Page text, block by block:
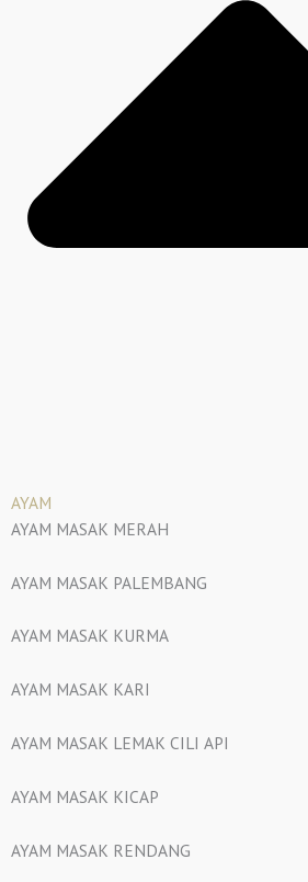
AYAM
AYAM MASAK MERAH
AYAM MASAK PALEMBANG
AYAM MASAK KURMA
AYAM MASAK KARI
AYAM MASAK LEMAK CILI API
AYAM MASAK KICAP
AYAM MASAK RENDANG